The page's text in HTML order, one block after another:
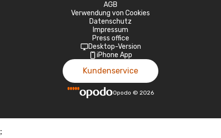
AGB
Verwendung von Cookies
Datenschutz
Impressum
Press office
Desktop-Version
iPhone App
Kundenservice
Opodo © 2026
;